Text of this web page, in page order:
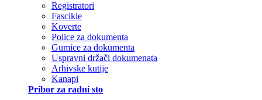
Registratori
Fascikle
Koverte
Police za dokumenta
Gumice za dokumenta
Uspravni držači dokumenata
Arhivske kutije
Kanapi
Pribor za radni sto